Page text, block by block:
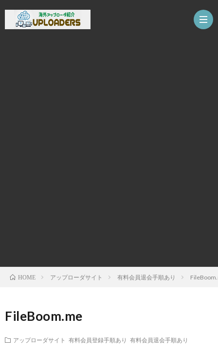
HOME アップローダサイト 有料会員退会手順あり
FileBoom.me
アップローダサイト 有料会員登録手順あり 有料会員退会手順あり